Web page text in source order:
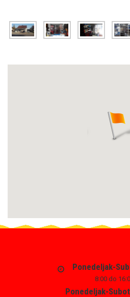
Ponedeljak-
8:00 do
Ponedeljak-